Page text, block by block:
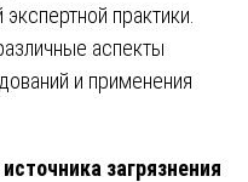
практики.
аспекты
и применения
загрязнения